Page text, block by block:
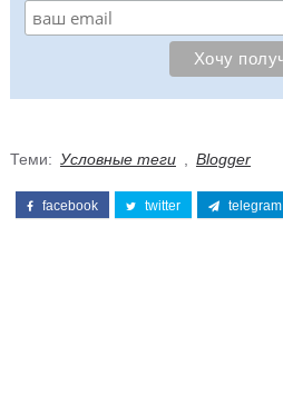
Теми: Условные теги , Blogger
facebook twitter telegram